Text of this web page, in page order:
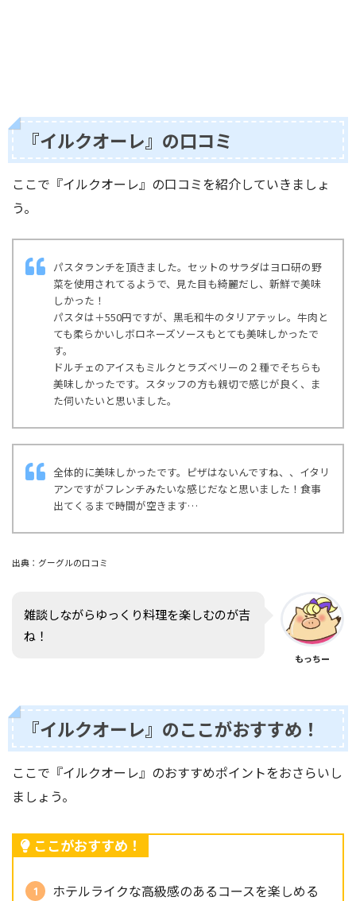
『イルクオーレ』の口コミ
ここで『イルクオーレ』の口コミを紹介していきましょ
う。
パスタランチを頂きました。セットのサラダはヨロ研の野
菜を使用されてるようで、見た目も綺麗だし、新鮮で美味
しかった！
パスタは＋550円ですが、黒毛和牛のタリアテッレ。牛肉と
ても柔らかいしボロネーズソースもとても美味しかったで
す。
ドルチェのアイスもミルクとラズベリーの２種でそちらも
美味しかったです。スタッフの方も親切で感じが良く、ま
た伺いたいと思いました。
全体的に美味しかったです。ピザはないんですね、、イタリ
アンですがフレンチみたいな感じだなと思いました！食事
出てくるまで時間が空きます…
出典：グーグルの口コミ
雑談しながらゆっくり料理を楽しむのが吉
ね！
もっちー
『イルクオーレ』のここがおすすめ！
ここで『イルクオーレ』のおすすめポイントをおさらいし
ましょう。
ここがおすすめ！
ホテルライクな高級感のあるコースを楽しめる